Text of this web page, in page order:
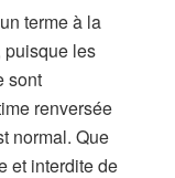
terme à la
puisque les
sont
renversée
normal. Que
et interdite de